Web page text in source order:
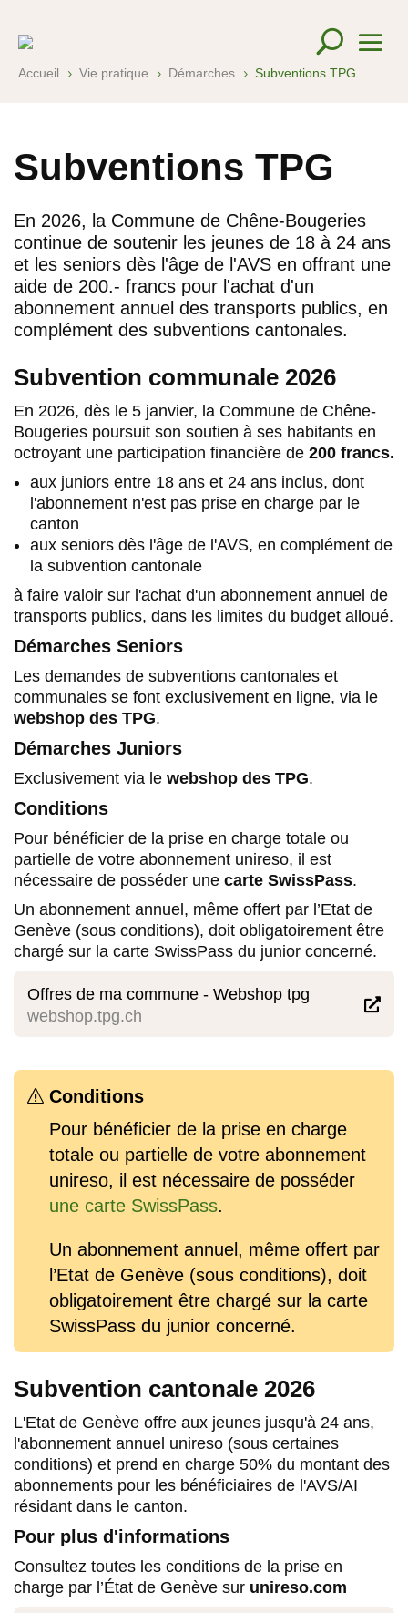
Accueil 5 Vie pratique 5 Démarches 5 Subventions TPG
Subventions TPG
En 2026, la Commune de Chêne-Bougeries
continue de soutenir les jeunes de 18 à 24 ans
et les seniors dès l'âge de l'AVS en offrant une
aide de 200.- francs pour l'achat d'un
abonnement annuel des transports publics, en
complément des subventions cantonales.
Subvention communale 2026
En 2026, dès le 5 janvier, la Commune de Chêne-
Bougeries poursuit son soutien à ses habitants en
octroyant une participation financière de 200 francs.
aux juniors entre 18 ans et 24 ans inclus, dont
l'abonnement n'est pas prise en charge par le
canton
aux seniors dès l'âge de l'AVS, en complément de
la subvention cantonale
à faire valoir sur l'achat d'un abonnement annuel de
transports publics, dans les limites du budget alloué.
Démarches Seniors
Les demandes de subventions cantonales et
communales se font exclusivement en ligne, via le
webshop des TPG.
Démarches Juniors
Exclusivement via le webshop des TPG.
Conditions
Pour bénéficier de la prise en charge totale ou
partielle de votre abonnement unireso, il est
nécessaire de posséder une carte SwissPass.
Un abonnement annuel, même offert par l’Etat de
Genève (sous conditions), doit obligatoirement être
chargé sur la carte SwissPass du junior concerné.

Offres de ma commune - Webshop tpg
webshop.tpg.ch
s Conditions
Pour bénéficier de la prise en charge
totale ou partielle de votre abonnement
unireso, il est nécessaire de posséder
une carte SwissPass.
Un abonnement annuel, même offert par
l’Etat de Genève (sous conditions), doit
obligatoirement être chargé sur la carte
SwissPass du junior concerné.
Subvention cantonale 2026
L'Etat de Genève offre aux jeunes jusqu'à 24 ans,
l'abonnement annuel unireso (sous certaines
conditions) et prend en charge 50% du montant des
abonnements pour les bénéficiaires de l'AVS/AI
résidant dans le canton.
Pour plus d'informations
Consultez toutes les conditions de la prise en
charge par l’État de Genève sur unireso.com